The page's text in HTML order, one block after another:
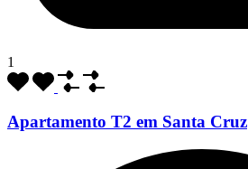
1
Apartamento T2 em Santa Cruz